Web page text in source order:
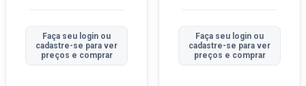
Faça seu login ou
cadastre-se para ver
preços e comprar
Faça seu login ou
cadastre-se para ver
preços e comprar